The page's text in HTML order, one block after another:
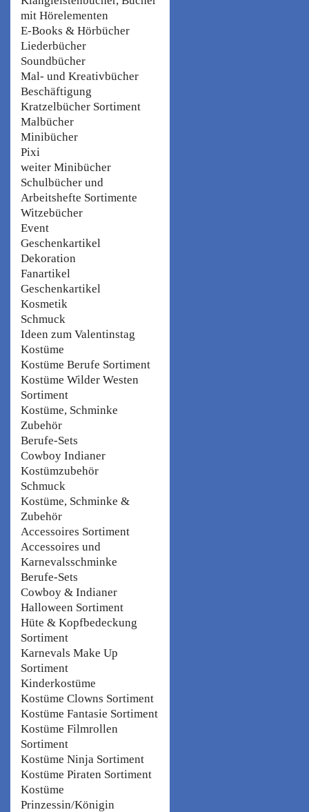
mit Hörelementen
E-Books & Hörbücher
Liederbücher
Soundbücher
Mal- und Kreativbücher
Beschäftigung
Kratzelbücher Sortiment
Malbücher
Minibücher
Pixi
weiter Minibücher
Schulbücher und
Arbeitshefte Sortimente
Witzebücher
Event
Geschenkartikel
Dekoration
Fanartikel
Geschenkartikel
Kosmetik
Schmuck
Ideen zum Valentinstag
Kostüme
Kostüme Berufe Sortiment
Kostüme Wilder Westen
Sortiment
Kostüme, Schminke
Zubehör
Berufe-Sets
Cowboy Indianer
Kostümzubehör
Schmuck
Kostüme, Schminke &
Zubehör
Accessoires Sortiment
Accessoires und
Karnevalsschminke
Berufe-Sets
Cowboy & Indianer
Halloween Sortiment
Hüte & Kopfbedeckung
Sortiment
Karnevals Make Up
Sortiment
Kinderkostüme
Kostüme Clowns Sortiment
Kostüme Fantasie Sortiment
Kostüme Filmrollen
Sortiment
Kostüme Ninja Sortiment
Kostüme Piraten Sortiment
Kostüme
Prinzessin/Königin